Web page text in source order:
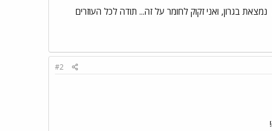
נמצאת בגרון, ואני זקוק לחומר על זה... תודה לכל העוזרים
#2